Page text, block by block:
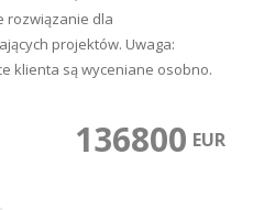
rozwiązanie dla
projektów. Uwaga:
klienta są wyceniane osobno.
136800 EUR